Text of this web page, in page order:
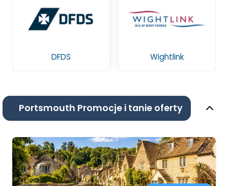
DFDS Wightlink
Portsmouth Promocje i tanie oferty